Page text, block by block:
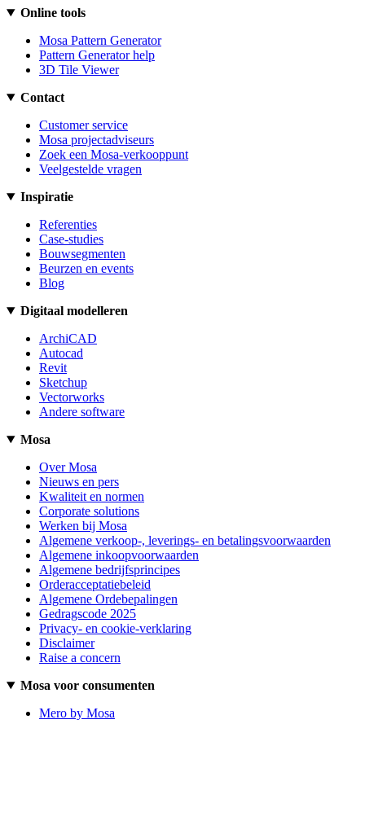
Online tools
Mosa Pattern Generator
Pattern Generator help
3D Tile Viewer
Contact
Customer service
Mosa projectadviseurs
Zoek een Mosa-verkooppunt
Veelgestelde vragen
Inspiratie
Referenties
Case-studies
Bouwsegmenten
Beurzen en events
Blog
Digitaal modelleren
ArchiCAD
Autocad
Revit
Sketchup
Vectorworks
Andere software
Mosa
Over Mosa
Nieuws en pers
Kwaliteit en normen
Corporate solutions
Werken bij Mosa
Algemene verkoop-, leverings- en betalingsvoorwaarden
Algemene inkoopvoorwaarden
Algemene bedrijfsprincipes
Orderacceptatiebeleid
Algemene Ordebepalingen
Gedragscode 2025
Privacy- en cookie-verklaring
Disclaimer
Raise a concern
Mosa voor consumenten
Mero by Mosa